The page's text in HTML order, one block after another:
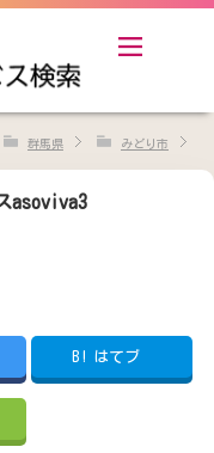
群馬県 みどり市
asoviva3
B! はてブ